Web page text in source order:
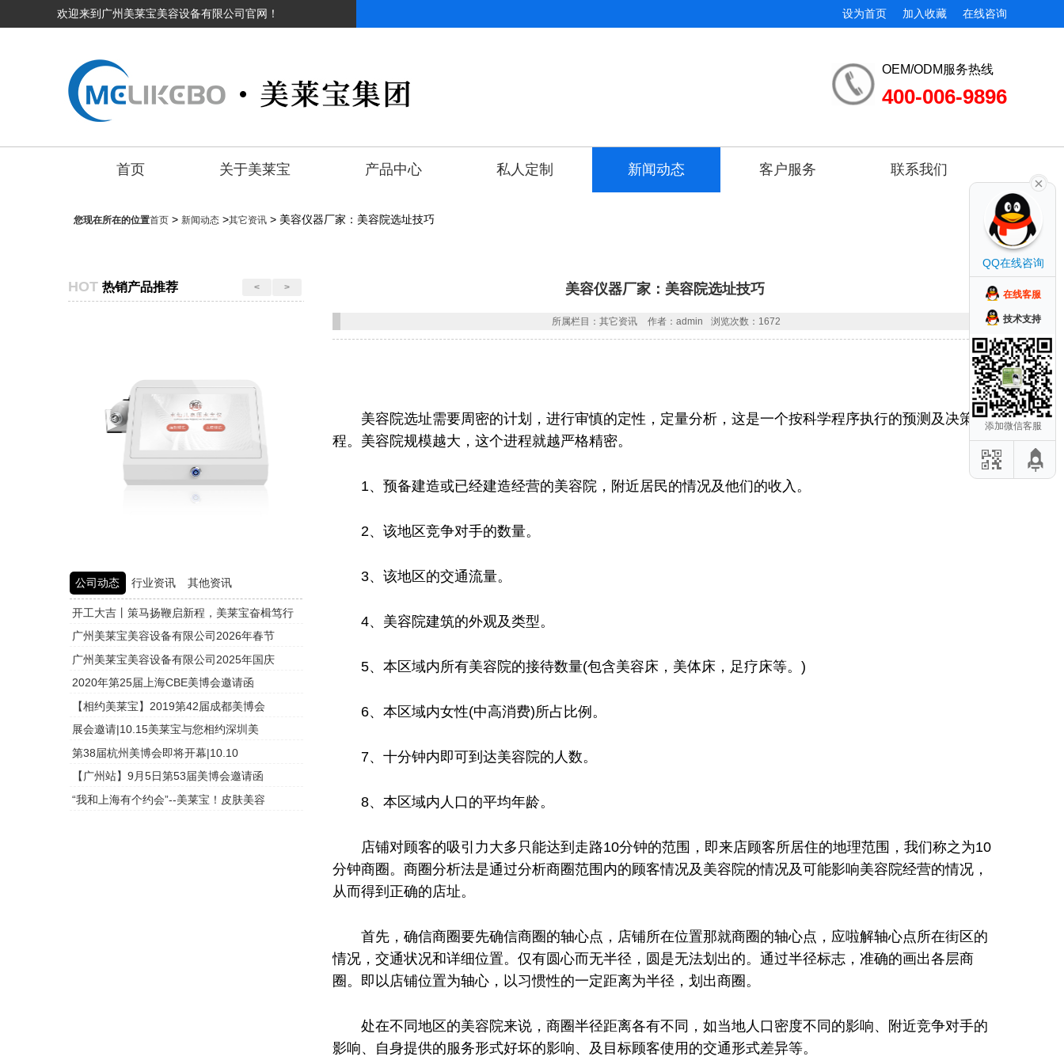
欢迎来到广州美莱宝美容设备有限公司官网！ 在线咨询
加入收藏
设为首页
OEM/ODM服务热线
400-006-9896
首页 关于美莱宝 产品中心 私人定制 新闻动态 客户服务 联系我们
您现在所在的位置首页> 新闻动态>其它资讯> 美容仪器厂家：美容院选址技巧
HOT 热销产品推荐 < >
公司动态 行业资讯 其他资讯
开工大吉丨策马扬鞭启新程，美莱宝奋楫笃行
广州美莱宝美容设备有限公司2026年春节
广州美莱宝美容设备有限公司2025年国庆
2020年第25届上海CBE美博会邀请函
【相约美莱宝】2019第42届成都美博会
展会邀请|10.15美莱宝与您相约深圳美
第38届杭州美博会即将开幕|10.10
【广州站】9月5日第53届美博会邀请函
“我和上海有个约会”--美莱宝！皮肤美容
头皮检测仪厂家的市场竞争与战略分析
头皮检测仪厂家的专业团队与研发实力
头皮检测仪厂家如何满足个性化需求？
头皮检测仪厂家的客户服务与售后支持体系
头皮检测仪厂家的生产工艺与质量控制
轻熟女抗衰老护肤法！美莱宝美容仪器教你初
盘点出眼纹的成因！美莱宝美容仪器推荐的3
用了就回不去的清洁抗老美容仪器
美容仪器厂家：美容院选址技巧
所属栏目：其它资讯 作者：admin 浏览次数：1672
美容院选址需要周密的计划，进行审慎的定性，定量分析，这是一个按科学程序执行的预测及决策进
程。美容院规模越大，这个进程就越严格精密。
1、预备建造或已经建造经营的美容院，附近居民的情况及他们的收入。
2、该地区竞争对手的数量。
3、该地区的交通流量。
4、美容院建筑的外观及类型。
5、本区域内所有美容院的接待数量(包含美容床，美体床，足疗床等。)
6、本区域内女性(中高消费)所占比例。
7、十分钟内即可到达美容院的人数。
8、本区域内人口的平均年龄。
店铺对顾客的吸引力大多只能达到走路10分钟的范围，即来店顾客所居住的地理范围，我们称之为10
分钟商圈。商圈分析法是通过分析商圈范围内的顾客情况及美容院的情况及可能影响美容院经营的情况，
从而得到正确的店址。
首先，确信商圈要先确信商圈的轴心点，店铺所在位置那就商圈的轴心点，应啦解轴心点所在街区的
情况，交通状况和详细位置。仅有圆心而无半径，圆是无法划出的。通过半径标志，准确的画出各层商
圈。即以店铺位置为轴心，以习惯性的一定距离为半径，划出商圈。
处在不同地区的美容院来说，商圈半径距离各有不同，如当地人口密度不同的影响、附近竞争对手的
影响、自身提供的服务形式好坏的影响、及目标顾客使用的交通形式差异等。
QQ在线咨询
在线客服
技术支持
添加微信客服